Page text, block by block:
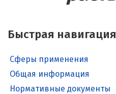
Быстрая навигация
Сферы применения
Общая информация
Нормативные документы